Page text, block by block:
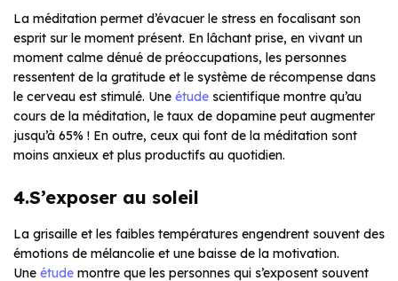
La méditation permet d’évacuer le stress en focalisant son
esprit sur le moment présent. En lâchant prise, en vivant un
moment calme dénué de préoccupations, les personnes
ressentent de la gratitude et le système de récompense dans
le cerveau est stimulé. Une étude scientifique montre qu’au
cours de la méditation, le taux de dopamine peut augmenter
jusqu’à 65% ! En outre, ceux qui font de la méditation sont
moins anxieux et plus productifs au quotidien.
4.S’exposer au soleil
La grisaille et les faibles températures engendrent souvent des
émotions de mélancolie et une baisse de la motivation.
Une étude montre que les personnes qui s’exposent souvent